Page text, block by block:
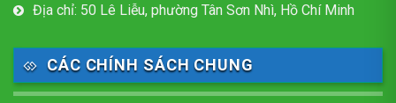
Địa chỉ: 50 Lê Liễu, phường Tân Sơn Nhì, Hồ Chí Minh
CÁC CHÍNH SÁCH CHUNG